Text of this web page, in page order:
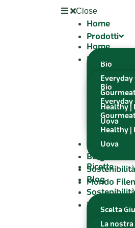
Close
Home
Prodotti
Bio
Healthy |
Uova
Ricette
Blog
Sostenibilità
Mondo
Scelta
La
Home
Prodotti
Bio
Healthy |
Uova
Ricette
Blog
Sostenibilità
Mondo Fileni